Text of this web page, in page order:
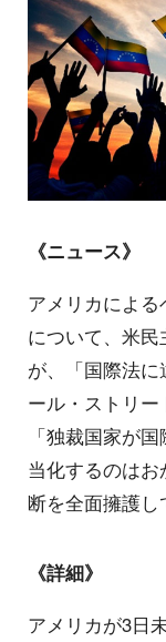
《ニュース》
アメリカによ
について、米
が、「国際法
ール・ストリー
「独裁国家が
当化するのは
断を全面擁護し
《詳細》
アメリカが3日